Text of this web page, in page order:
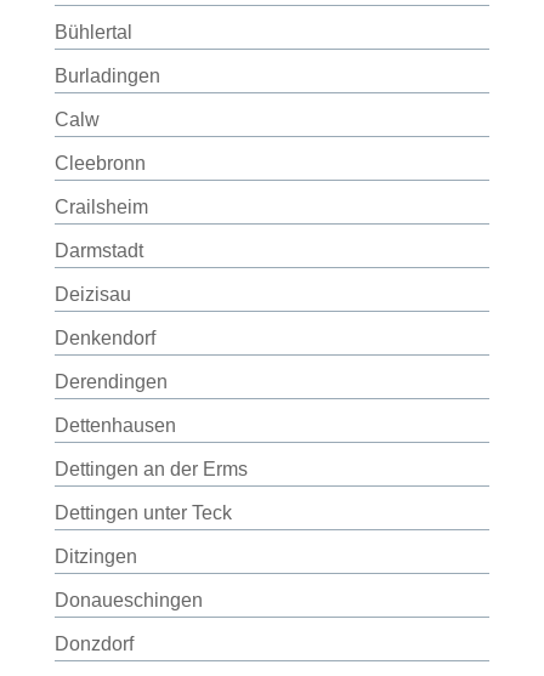
Bühlertal
Burladingen
Calw
Cleebronn
Crailsheim
Darmstadt
Deizisau
Denkendorf
Derendingen
Dettenhausen
Dettingen an der Erms
Dettingen unter Teck
Ditzingen
Donaueschingen
Donzdorf